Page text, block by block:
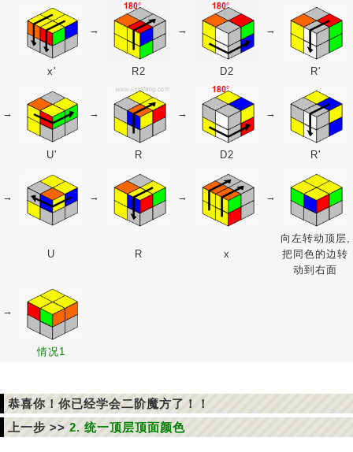
→ → →
x' R2 D2 R'
→ → → →
U' R D2 R'
→ → → →
U R x
向左转动顶层,
把同色的边转
动到右面
→
情况1
恭喜你！你已经学会二阶魔方了！！
上一步 >> 2. 统一顶层顶面颜色